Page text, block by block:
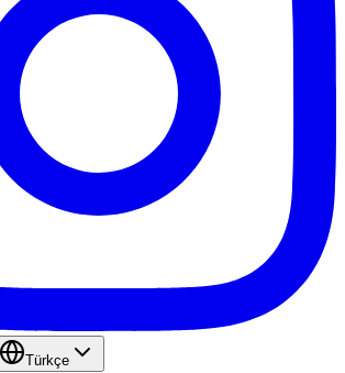
Türkçe